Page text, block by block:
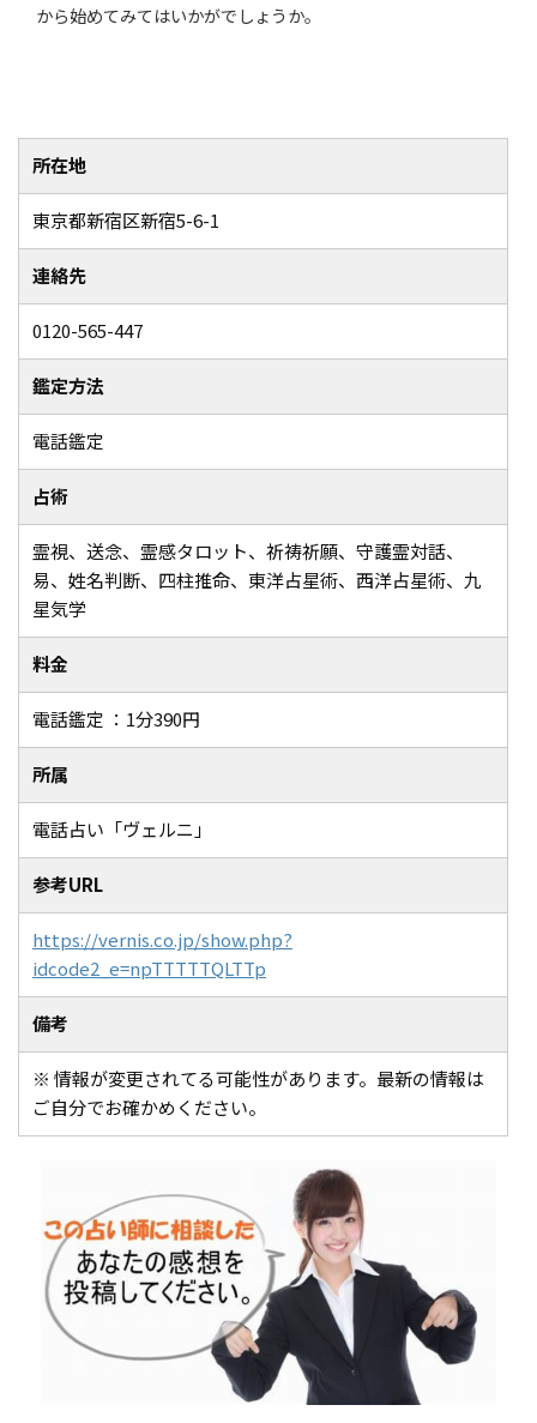
から始めてみてはいかがでしょうか。
所在地
東京都新宿区新宿5-6-1
連絡先
0120-565-447
鑑定方法
電話鑑定
占術
霊視、送念、霊感タロット、祈祷祈願、守護霊対話、
易、姓名判断、四柱推命、東洋占星術、西洋占星術、九
星気学
料金
電話鑑定 ：1分390円
所属
電話占い「ヴェルニ」
参考URL
https://vernis.co.jp/show.php?
idcode2_e=npTTTTTQLTTp
備考
※ 情報が変更されてる可能性があります。最新の情報は
ご自分でお確かめください。